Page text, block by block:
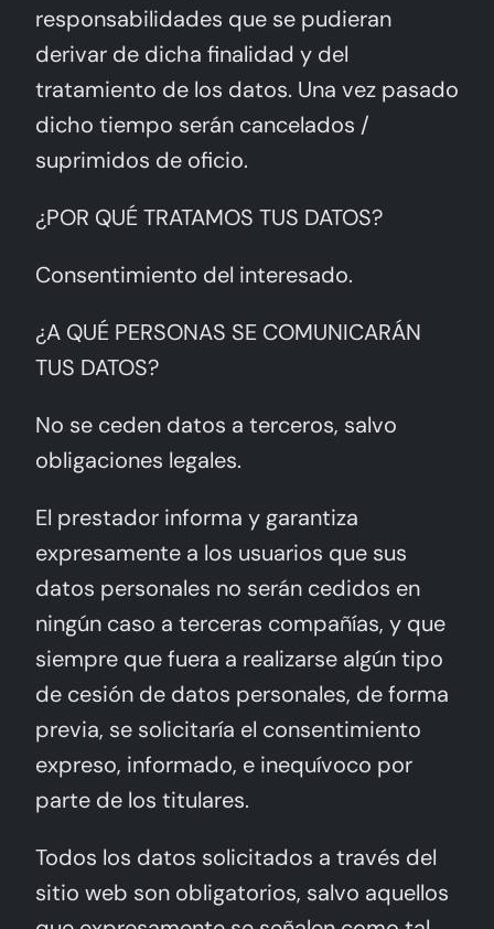
responsabilidades que se pudieran
derivar de dicha finalidad y del
tratamiento de los datos. Una vez pasado
dicho tiempo serán cancelados /
suprimidos de oficio.
¿POR QUÉ TRATAMOS TUS DATOS?
Consentimiento del interesado.
¿A QUÉ PERSONAS SE COMUNICARÁN
TUS DATOS?
No se ceden datos a terceros, salvo
obligaciones legales.
El prestador informa y garantiza
expresamente a los usuarios que sus
datos personales no serán cedidos en
ningún caso a terceras compañías, y que
siempre que fuera a realizarse algún tipo
de cesión de datos personales, de forma
previa, se solicitaría el consentimiento
expreso, informado, e inequívoco por
parte de los titulares.
Todos los datos solicitados a través del
sitio web son obligatorios, salvo aquellos